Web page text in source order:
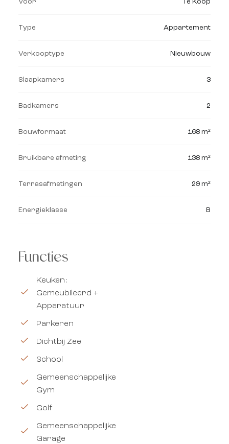
Type Appartement
Verkooptype Nieuwbouw
Slaapkamers 3
Badkamers 2
Bouwformaat 168 m²
Bruikbare afmeting 138 m²
Terrasafmetingen 29 m²
Energieklasse B
Functies
Keuken:
Gemeubileerd +
Apparatuur
Parkeren
Dichtbij Zee
School
Gemeenschappelijke
Gym
Golf
Gemeenschappelijke
Garage